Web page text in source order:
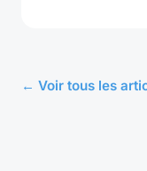
← Voir tous les